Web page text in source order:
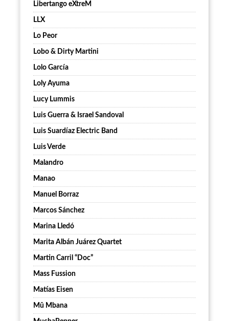
Libertango eXtreM
LLX
Lo Peor
Lobo & Dirty Martini
Lolo García
Loly Ayuma
Lucy Lummis
Luis Guerra & Israel Sandoval
Luis Suardíaz Electric Band
Luis Verde
Malandro
Manao
Manuel Borraz
Marcos Sánchez
Marina Lledó
Marita Albán Juárez Quartet
Martin Carril “Doc”
Mass Fussion
Matías Eisen
Mû Mbana